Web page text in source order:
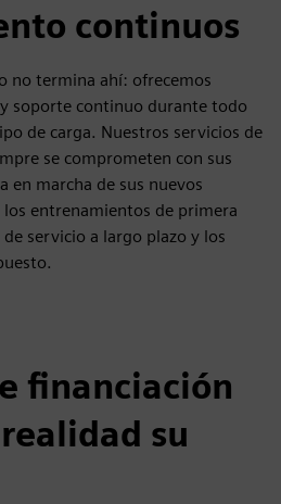
continuos
no termina ahí: ofrecemos
soporte continuo durante todo
de carga. Nuestros servicios de
se comprometen con sus
en marcha de sus nuevos
entrenamientos de primera
servicio a largo plazo y los
financiación
su